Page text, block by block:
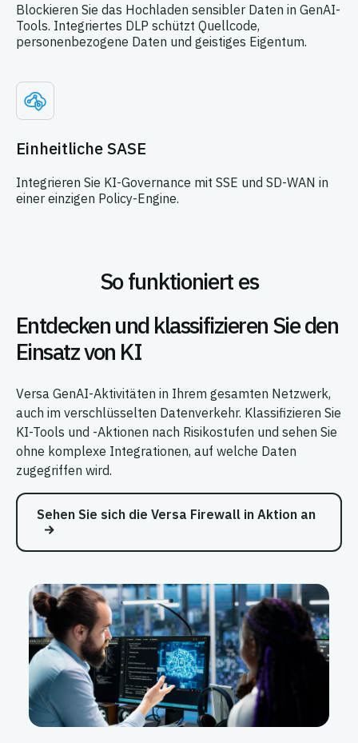
Blockieren Sie das Hochladen sensibler Daten in GenAI-
Tools. Integriertes DLP schützt Quellcode,
personenbezogene Daten und geistiges Eigentum.
Einheitliche SASE
Integrieren Sie KI-Governance mit SSE und SD-WAN in
einer einzigen Policy-Engine.
So funktioniert es
Entdecken und klassifizieren Sie den
Einsatz von KI
Versa GenAI-Aktivitäten in Ihrem gesamten Netzwerk,
auch im verschlüsselten Datenverkehr. Klassifizieren Sie
KI-Tools und -Aktionen nach Risikostufen und sehen Sie
ohne komplexe Integrationen, auf welche Daten
zugegriffen wird.
Sehen Sie sich die Versa Firewall in Aktion an